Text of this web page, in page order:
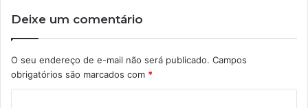
Deixe um comentário
O seu endereço de e-mail não será publicado. Campos
obrigatórios são marcados com *